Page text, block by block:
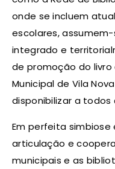
onde se incluem
escolares,
integrado e
de promoção do
Municipal de Vila
disponibilizar a todos
Em perfeita simbiose
articulação e
municipais e as